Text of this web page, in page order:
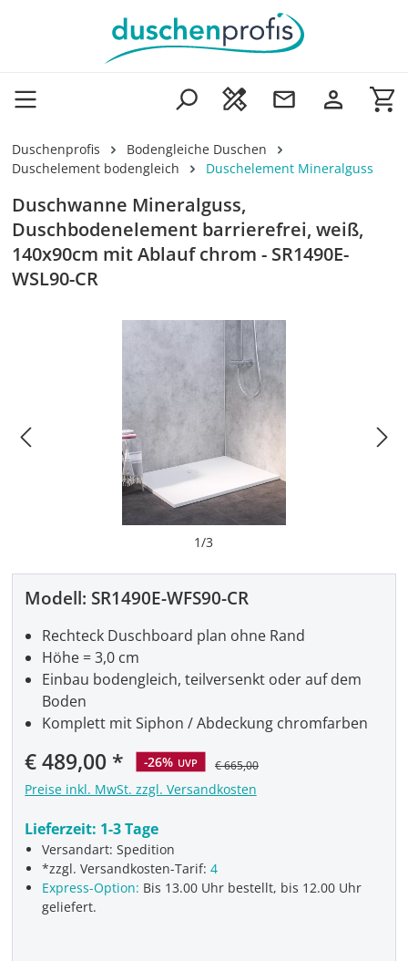
Zum Hauptinhalt springen
Duschenprofis
Bodengleiche Duschen
Duschelement bodengleich
Duschelement Mineralguss
Duschwanne Mineralguss,
Duschbodenelement barrierefrei, weiß,
140x90cm mit Ablauf chrom - SR1490E-
WSL90-CR
Bildergalerie überspringen
1/3
Modell: SR1490E-WFS90-CR
Verkaufspreis:
€ 489,00 -26% UVP € 665,00
Preise inkl. MwSt. zzgl. Versandkosten
Lieferzeit: 1-3 Tage
Versandart: Spedition
*zzgl. Versandkosten-Tarif:4
Express-Option: Bis 13.00 Uhr bestellt, bis 12.00 Uhr
geliefert.
Rechteck Duschboard plan ohne Rand
Höhe = 3,0 cm
Einbau bodengleich, teilversenkt oder auf dem
Boden
Komplett mit Siphon / Abdeckung chromfarben